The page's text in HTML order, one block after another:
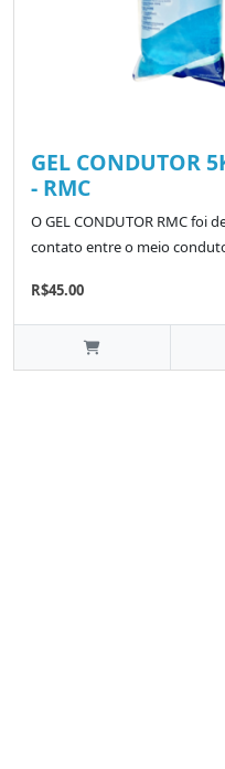
GEL CONDUTOR
- RMC
O GEL CONDUTOR RMC foi
contato entre o meio
R$45.00